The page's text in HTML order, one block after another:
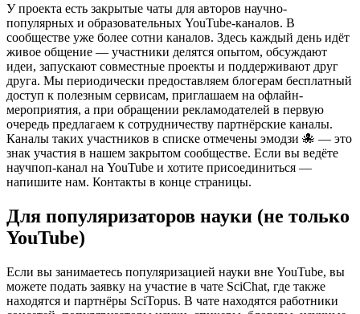
У проекта есть закрытые чаты для авторов научно-
популярных и образовательных YouTube-каналов. В
сообществе уже более сотни каналов. Здесь каждый день идёт
живое общение — участники делятся опытом, обсуждают
идеи, запускают совместные проекты и поддерживают друг
друга. Мы периодически предоставляем блогерам бесплатный
доступ к полезным сервисам, приглашаем на офлайн-
мероприятия, а при обращении рекламодателей в первую
очередь предлагаем к сотрудничеству партнёрские каналы.
Каналы таких участников в списке отмечены эмодзи 🐙 — это
знак участия в нашем закрытом сообществе. Если вы ведёте
научпоп-канал на YouTube и хотите присоединиться —
напишите нам. Контакты в конце страницы.
Для популяризаторов науки (не только
YouTube)
Если вы занимаетесь популяризацией науки вне YouTube, вы
можете подать заявку на участие в чате SciChat, где также
находятся и партнёры SciTopus. В чате находятся работники